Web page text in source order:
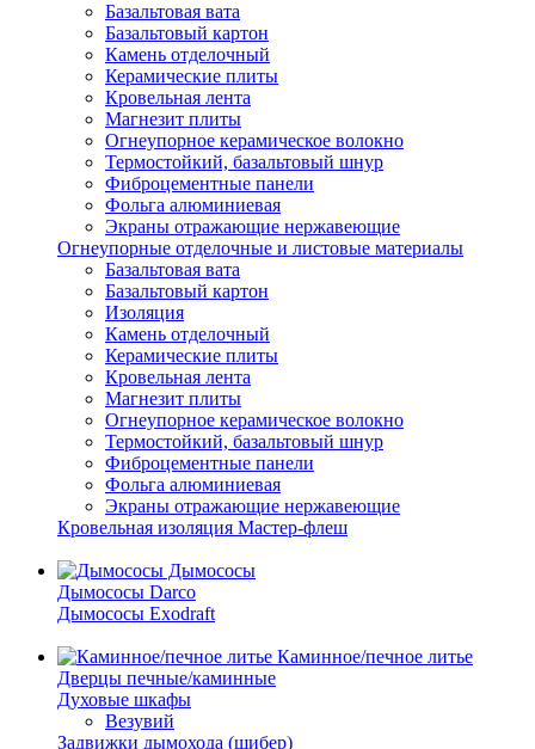
Базальтовая вата
Базальтовый картон
Камень отделочный
Керамические плиты
Кровельная лента
Магнезит плиты
Огнеупорное керамическое волокно
Термостойкий, базальтовый шнур
Фиброцементные панели
Фольга алюминиевая
Экраны отражающие нержавеющие
Огнеупорные отделочные и листовые материалы
Базальтовая вата
Базальтовый картон
Изоляция
Камень отделочный
Керамические плиты
Кровельная лента
Магнезит плиты
Огнеупорное керамическое волокно
Термостойкий, базальтовый шнур
Фиброцементные панели
Фольга алюминиевая
Экраны отражающие нержавеющие
Кровельная изоляция Мастер-флеш
Дымососы
Дымососы Darco
Дымососы Exodraft
Каминное/печное литье
Дверцы печные/каминные
Духовые шкафы
Везувий
Задвижки дымохода (шибер)